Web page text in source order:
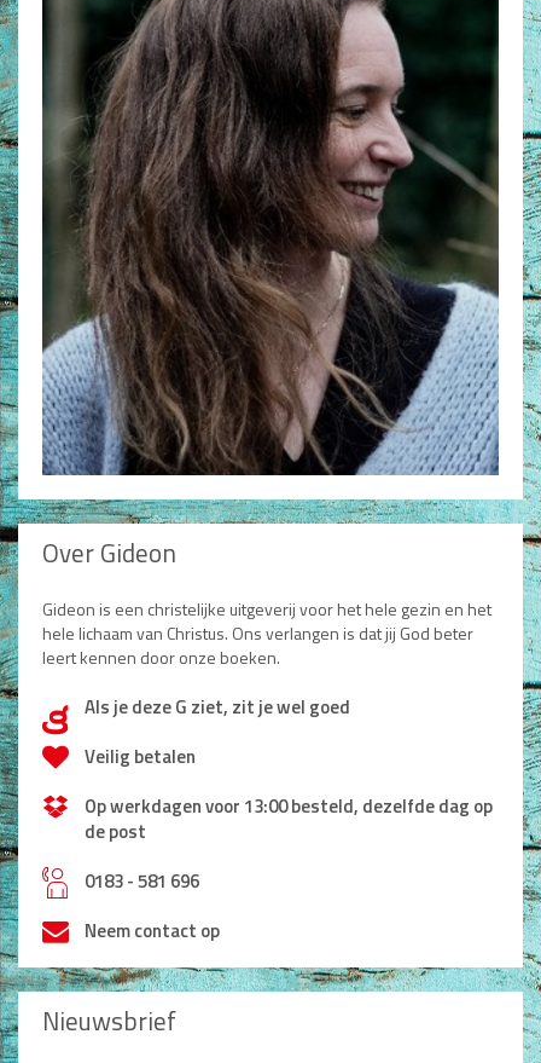
Alle producten
Films en Luisterboeken
Koopjes
De Barbaar-boeken
Bestellen en retourneren
Sprekers
Challenge Liefdevol Ouderschap
Bijbelstudie
Over Gideon
Gideon is een christelijke uitgeverij voor het hele gezin en het
hele lichaam van Christus. Ons verlangen is dat jij God beter
leert kennen door onze boeken.
dAls je deze G ziet, zit je wel goed
Veilig betalen
Op werkdagen voor 13:00 besteld, dezelfde dag op
de post
h0183 - 581 696
Neem contact op
Nieuwsbrief